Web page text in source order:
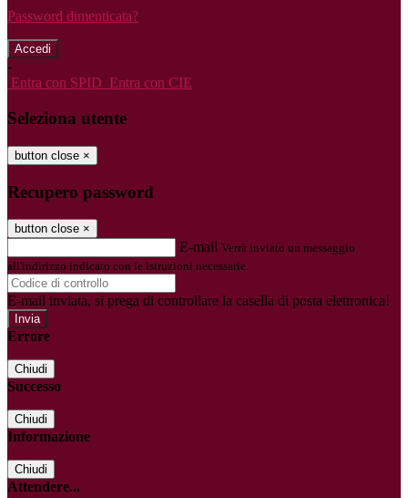
Password dimenticata?
-
Entra con SPID Entra con CIE
Seleziona utente
button close ×
Recupero password
button close ×
E-mail Verrà inviato un messaggio
all'indirizzo indicato con le istruzioni necessarie.
E-mail inviata, si prega di controllare la casella di posta elettronica!
Errore
Chiudi
Successo
Chiudi
Informazione
Chiudi
Attendere...